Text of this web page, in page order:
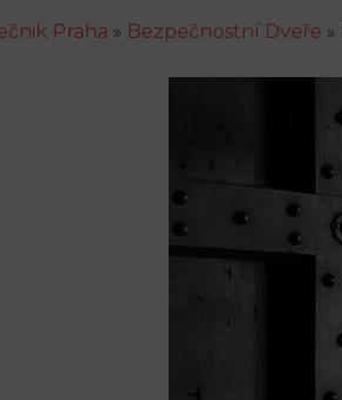
Praha » Bezpečnostní Dveře »